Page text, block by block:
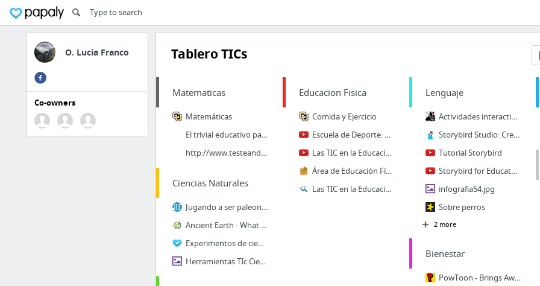
O. Lucia Franco
Co-owners
Tablero TICs
Matematicas
Matemáticas
El trivial educativo para colegios
http://www.testeando.es/test.asp?idA=64&idT=luvxtfuj
Ciencias Naturales
Jugando a ser paleontólogos
Ancient Earth - What the globe used to look like
Experimentos de ciencias naturales
Herramientas TIc Ciencias NAturales
Educacion Fisica
Comida y Ejercicio
Escuela de Deporte: Rugby (Encuentro HOY)
Las TIC en la Educación Física
Área de Educación Física.
Las TIC en la Educación Física | El Blog de Educación y TIC
Lenguaje
Actividades interactivas
Storybird Studio: Creative tools for educators
Tutorial Storybird
Storybird for Educators
infografia54.jpg
Sobre perros
2 more
Bienestar
PowToon - Brings Awesomeness to your presentations